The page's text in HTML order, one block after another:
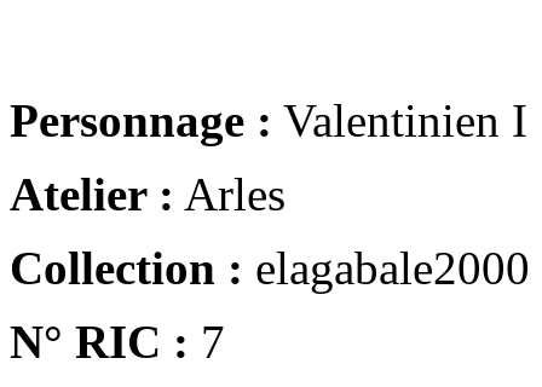
Personnage : Valentinien I
Atelier : Arles
Collection : elagabale2000
N° RIC : 7